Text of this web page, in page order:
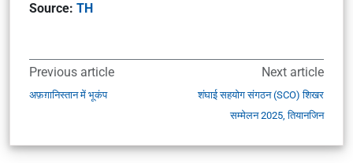
Source: TH
Previous article
अफ़ग़ानिस्तान में भूकंप
Next article
शंघाई सहयोग संगठन (SCO) शिखर
सम्मेलन 2025, तियानजिन